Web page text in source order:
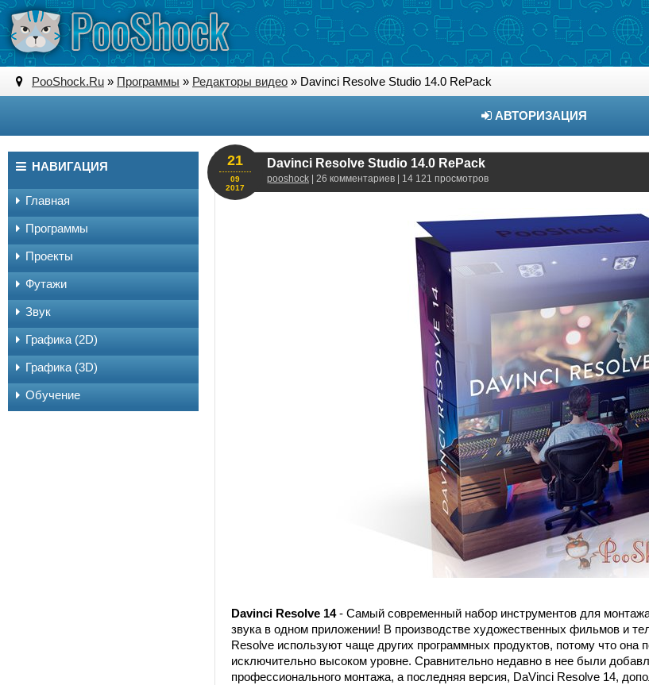
PooShock.Ru » Программы » Редакторы видео » Davinci Resolve Studio 14.0 RePack
АВТОРИЗАЦИЯ
Davinci Resolve Studio 14.0 RePack
pooshock | 26 комментариев | 14 121 просмотров
21
09
2017
Davinci Resolve 14- Самый современный набор инструментов для
звука в одном приложении! В производстве художественных фильмов и
Resolve используют чаще других программных продуктов, потому что она
исключительно высоком уровне. Сравнительно недавно в нее были
профессионального монтажа, а последняя версия, DaVinci Resolve 14,
НАВИГАЦИЯ
Главная
Программы
Проекты
Футажи
Звук
Графика (2D)
Графика (3D)
Обучение